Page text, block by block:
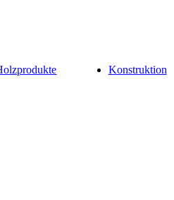
Konstruktion